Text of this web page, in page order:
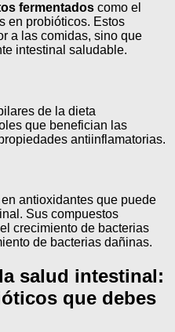
fermentados como el
en probióticos. Estos
a las comidas, sino que
intestinal saludable.
de la dieta
que benefician las
antiinflamatorias.
antioxidantes que puede
Sus compuestos
crecimiento de bacterias
de bacterias dañinas.
salud intestinal:
que debes